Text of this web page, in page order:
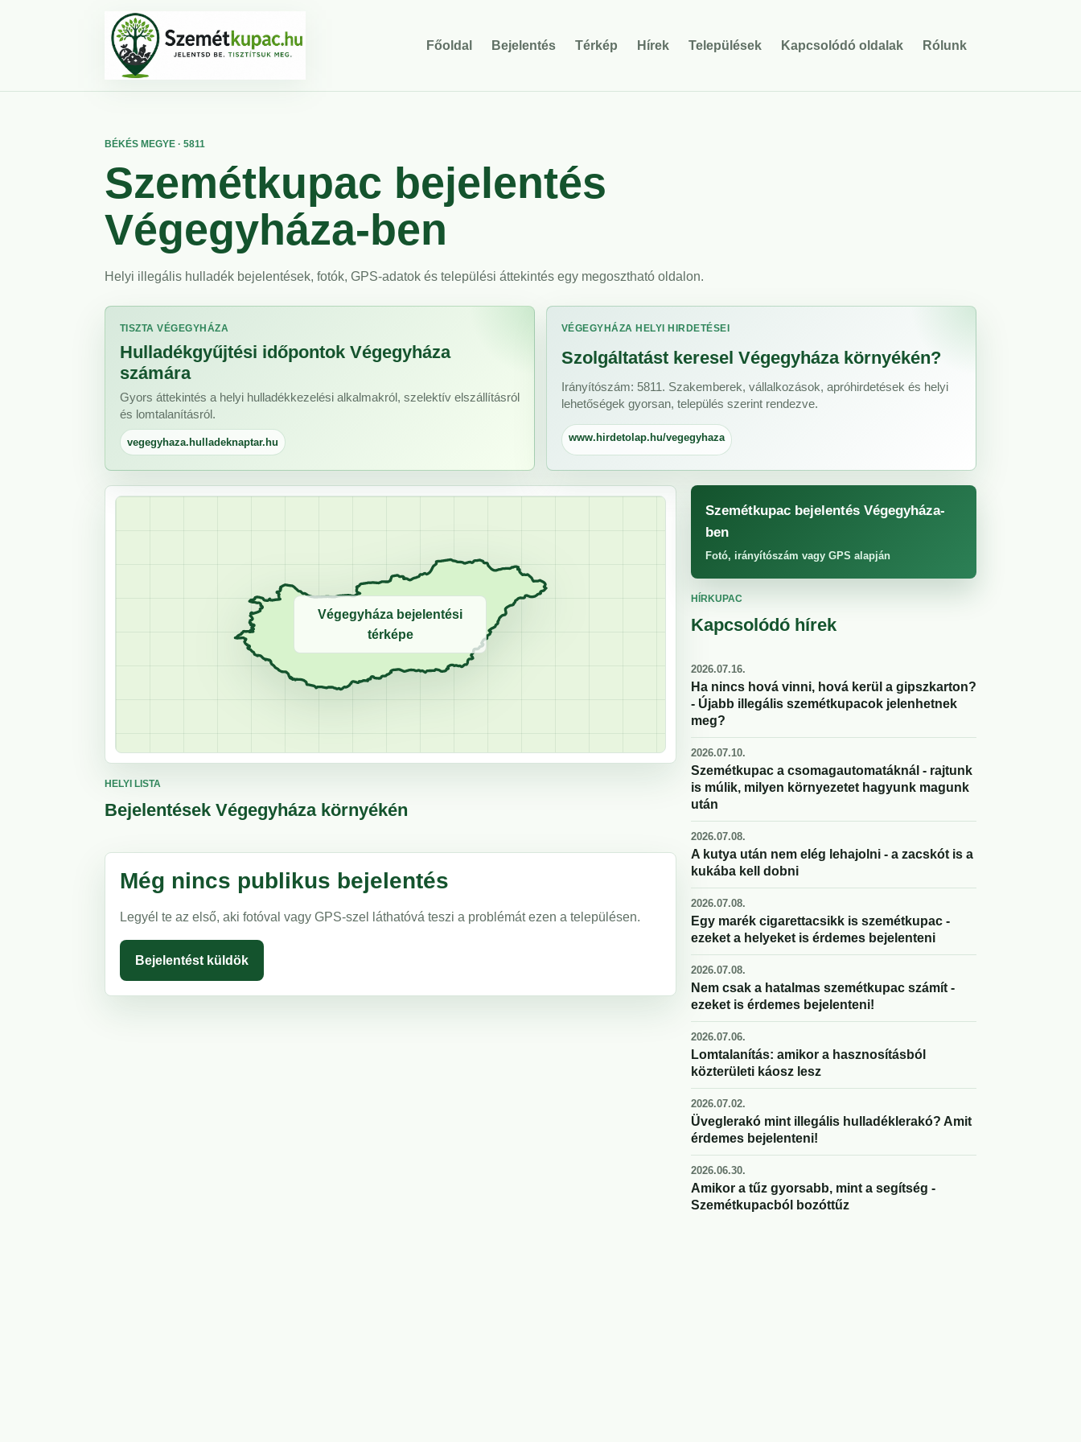
Főoldal Bejelentés Térkép Hírek Települések Kapcsolódó oldalak Rólunk
BÉKÉS MEGYE · 5811
Szemétkupac bejelentés
Végegyháza-ben
Helyi illegális hulladék bejelentések, fotók, GPS-adatok és települési áttekintés egy megosztható oldalon.
TISZTA VÉGEGYHÁZA
Hulladékgyűjtési időpontok Végegyháza
számára
Gyors áttekintés a helyi hulladékkezelési alkalmakról, szelektív elszállításról
és lomtalanításról.
vegegyhaza.hulladeknaptar.hu
VÉGEGYHÁZA HELYI HIRDETÉSEI
Szolgáltatást keresel Végegyháza környékén?
Irányítószám: 5811. Szakemberek, vállalkozások, apróhirdetések és helyi
lehetőségek gyorsan, település szerint rendezve.
www.hirdetolap.hu/vegegyhaza
Végegyháza bejelentési
térképe
HELYI LISTA
Bejelentések Végegyháza környékén
Még nincs publikus bejelentés
Legyél te az első, aki fotóval vagy GPS-szel láthatóvá teszi a problémát ezen a településen.
Bejelentést küldök
Szemétkupac bejelentés Végegyháza-
ben
Fotó, irányítószám vagy GPS alapján
HÍRKUPAC
Kapcsolódó hírek
2026.07.16.
Ha nincs hová vinni, hová kerül a gipszkarton?
- Újabb illegális szemétkupacok jelenhetnek
meg?
2026.07.10.
Szemétkupac a csomagautomatáknál - rajtunk
is múlik, milyen környezetet hagyunk magunk
után
2026.07.08.
A kutya után nem elég lehajolni - a zacskót is a
kukába kell dobni
2026.07.08.
Egy marék cigarettacsikk is szemétkupac -
ezeket a helyeket is érdemes bejelenteni
2026.07.08.
Nem csak a hatalmas szemétkupac számít -
ezeket is érdemes bejelenteni!
2026.07.06.
Lomtalanítás: amikor a hasznosításból
közterületi káosz lesz
2026.07.02.
Üveglerakó mint illegális hulladéklerakó? Amit
érdemes bejelenteni!
2026.06.30.
Amikor a tűz gyorsabb, mint a segítség -
Szemétkupacból bozóttűz